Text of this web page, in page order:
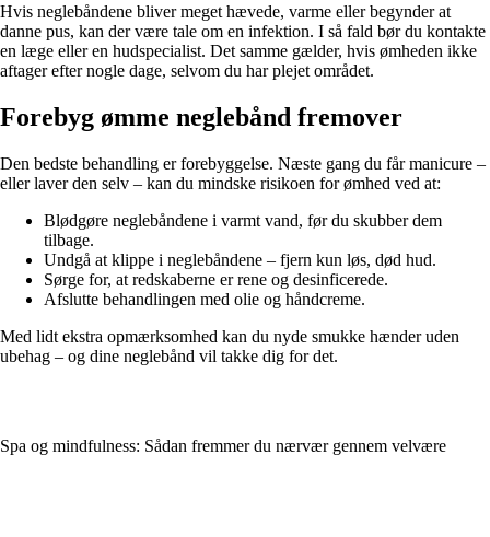
Hvis neglebåndene bliver meget hævede, varme eller begynder at
danne pus, kan der være tale om en infektion. I så fald bør du kontakte
en læge eller en hudspecialist. Det samme gælder, hvis ømheden ikke
aftager efter nogle dage, selvom du har plejet området.
Forebyg ømme neglebånd fremover
Den bedste behandling er forebyggelse. Næste gang du får manicure –
eller laver den selv – kan du mindske risikoen for ømhed ved at:
Blødgøre neglebåndene i varmt vand, før du skubber dem
tilbage.
Undgå at klippe i neglebåndene – fjern kun løs, død hud.
Sørge for, at redskaberne er rene og desinficerede.
Afslutte behandlingen med olie og håndcreme.
Med lidt ekstra opmærksomhed kan du nyde smukke hænder uden
ubehag – og dine neglebånd vil takke dig for det.
Spa og mindfulness: Sådan fremmer du nærvær gennem velvære